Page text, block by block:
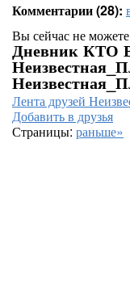
Комментарии (28):
Вы сейчас не
Дневник
Лента друзей
Добавить в друзья
Страницы: раньше»